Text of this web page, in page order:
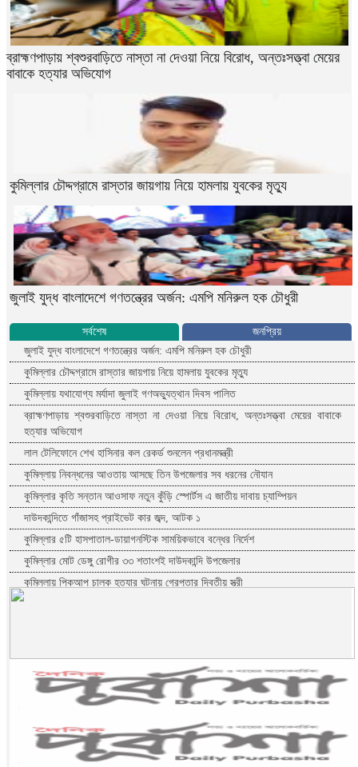
ব্রাহ্মণপাড়ায় শ্বশুরবাড়িতে নাস্তা না দেওয়া নিয়ে বিরোধ, অন্তঃসত্ত্বা মেয়ের
বাবাকে হত্যার অভিযোগ
কুমিল্লার চৌদ্দগ্রামে রাস্তার জায়গায় নিয়ে হামলায় যুবকের মৃত্যু
জুলাই যুদ্ধ বাংলাদেশে গণতন্ত্রের অর্জন: এমপি মনিরুল হক চৌধুরী
সর্বশেষ
জনপ্রিয়
জুলাই যুদ্ধ বাংলাদেশে গণতন্ত্রের অর্জন: এমপি মনিরুল হক চৌধুরী
কুমিল্লার চৌদ্দগ্রামে রাস্তার জায়গায় নিয়ে হামলায় যুবকের মৃত্যু
কুমিল্লায় যথাযোগ্য মর্যাদা জুলাই গণঅভ্যুত্থান দিবস পালিত
ব্রাহ্মণপাড়ায় শ্বশুরবাড়িতে নাস্তা না দেওয়া নিয়ে বিরোধ, অন্তঃসত্ত্বা মেয়ের বাবাকে
হত্যার অভিযোগ
লাল টেলিফোনে শেখ হাসিনার কল রেকর্ড শুনলেন প্রধানমন্ত্রী
কুমিল্লায় নিবন্ধনের আওতায় আসছে তিন উপজেলার সব ধরনের নৌযান
কুমিল্লার কৃতি সন্তান আওসাফ নতুন কুঁড়ি স্পোর্টস এ জাতীয় দাবায় চ্যাম্পিয়ন
দাউদকান্দিতে গাঁজাসহ প্রাইভেট কার জব্দ, আটক ১
কুমিল্লার ৫টি হাসপাতাল-ডায়াগনস্টিক সাময়িকভাবে বন্ধের নির্দেশ
কুমিল্লার মোট ডেঙ্গু রোগীর ৩৩ শতাংশই দাউদকান্দি উপজেলার
কুমিল্লায় পিকআপ চালক হত্যার ঘটনায় গ্রেপ্তার দ্বিতীয় স্ত্রী
পরীক্ষা নয়, ফলাফলের ভিত্তিতেই একাদশ শ্রেণিতে ভর্তি
কুমিল্লা-ফেনী সীমান্তে ১ কোটি ১৫ লাখ টাকার ভারতীয় পণ্য জব্দ
ব্রাহ্মণবাড়িয়ায় মাদকাসক্ত দুই ছেলেকে পুলিশে দিলেন মা
দাউদকান্দিতে ইটবোঝাই বাল্কহেডের ওপর ভেঙে পড়ল বেইলি সেতু
গত ২৪ ঘণ্টায় হাম উপসর্গে প্রাণ গেল আরো ৪ শিশুর